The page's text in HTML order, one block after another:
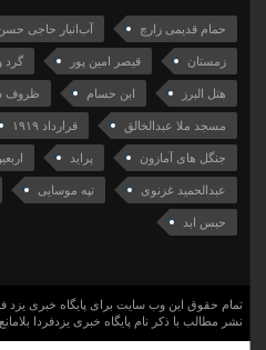
حمام قدیمی زارچ آب‌انبار حاجی حسن
زمستان قیصر امین پور گرد و
هتل البرز ابن حسام ظروف
مسجد ملا عبدالخالق قرارداد ١٩١٩
جنگل های آمازون پراید
عبدالحمید غزنوی تپه موسایی
حبس ابد
تمام حقوق این وب سایت برای پایگاه خبری یزد
نشر مطالب با ذکر نام پایگاه خبری یزدفردا بلامانع